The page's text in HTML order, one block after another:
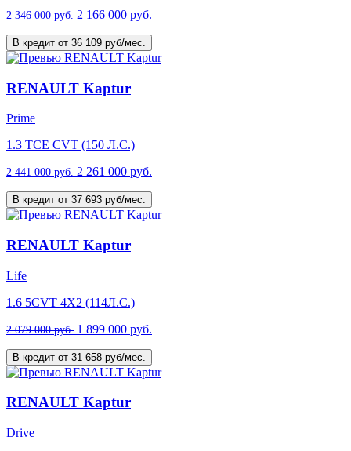
2 346 000 руб. 2 166 000 руб.
В кредит от 36 109 руб/мес.
RENAULT Kaptur
Prime
1.3 TCE CVT (150 Л.С.)
2 441 000 руб. 2 261 000 руб.
В кредит от 37 693 руб/мес.
RENAULT Kaptur
Life
1.6 5CVT 4X2 (114Л.С.)
2 079 000 руб. 1 899 000 руб.
В кредит от 31 658 руб/мес.
RENAULT Kaptur
Drive